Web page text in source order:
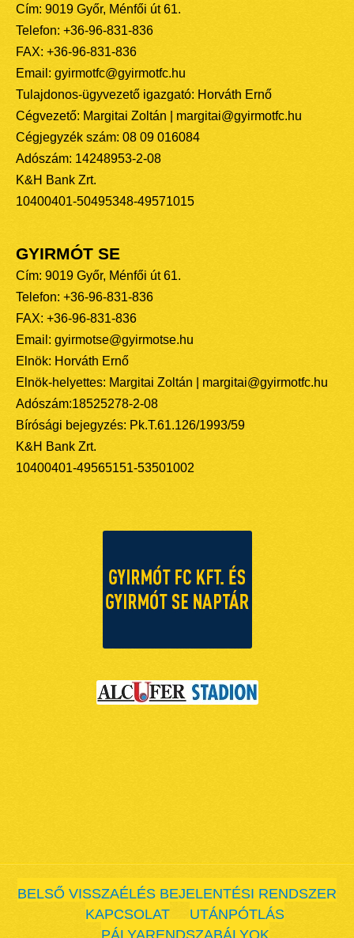
Cím: 9019 Győr, Ménfői út 61.
Telefon: +36-96-831-836
FAX: +36-96-831-836
Email: gyirmotfc@gyirmotfc.hu
Tulajdonos-ügyvezető igazgató: Horváth Ernő
Cégvezető: Margitai Zoltán | margitai@gyirmotfc.hu
Cégjegyzék szám: 08 09 016084
Adószám: 14248953-2-08
K&H Bank Zrt.
10400401-50495348-49571015
GYIRMÓT SE
Cím: 9019 Győr, Ménfői út 61.
Telefon: +36-96-831-836
FAX: +36-96-831-836
Email: gyirmotse@gyirmotse.hu
Elnök: Horváth Ernő
Elnök-helyettes: Margitai Zoltán | margitai@gyirmotfc.hu
Adószám:18525278-2-08
Bírósági bejegyzés: Pk.T.61.126/1993/59
K&H Bank Zrt.
10400401-49565151-53501002
BELSŐ VISSZAÉLÉS BEJELENTÉSI RENDSZER
KAPCSOLAT
UTÁNPÓTLÁS